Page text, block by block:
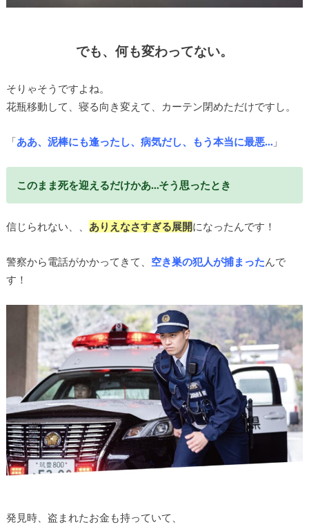
でも、何も変わってない。
そりゃそうですよね。
花瓶移動して、寝る向き変えて、カーテン閉めただけですし。
「ああ、泥棒にも逢ったし、病気だし、もう本当に最悪…」
このまま死を迎えるだけかあ…そう思ったとき
信じられない、、 ありえなさすぎる展開になったんです！
警察から電話がかかってきて、 空き巣の犯人が捕まったんで
す！
発見時、盗まれたお金も持っていて、